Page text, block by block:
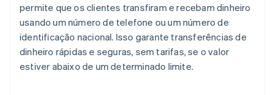
permite que os clientes transfiram e recebam dinheiro
usando um número de telefone ou um número de
identificação nacional. Isso garante transferências de
dinheiro rápidas e seguras, sem tarifas, se o valor
estiver abaixo de um determinado limite.